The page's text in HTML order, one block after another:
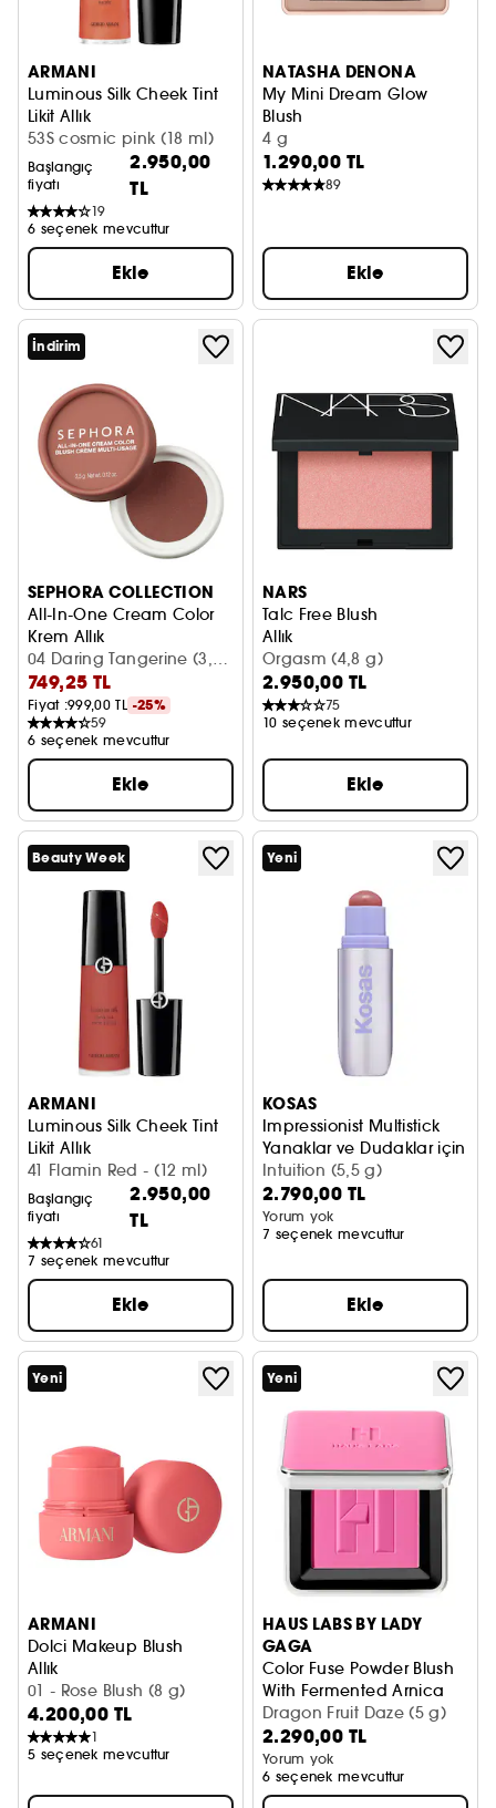
ARMANI
Luminous Silk Cheek Tint
Likit Allık
53S cosmic pink (18 ml)
Başlangıç
fiyatı
2.950,00
TL
19
6 seçenek mevcuttur
Ekle
NATASHA DENONA
My Mini Dream Glow
Blush
Aydınlatıcı ve Allık Paleti
4 g
1.290,00 TL
89
Ekle
İndirim
SEPHORA COLLECTION
All-In-One Cream Color
Krem Allık
04 Daring Tangerine (3,50
g)
749,25 TL
Fiyat :999,00 TL -25%
59
6 seçenek mevcuttur
Ekle
NARS
Talc Free Blush
Allık
Orgasm (4,8 g)
2.950,00 TL
75
10 seçenek mevcuttur
Ekle
Beauty Week
ARMANI
Luminous Silk Cheek Tint
Likit Allık
41 Flamin Red - (12 ml)
Başlangıç
fiyatı
2.950,00
TL
61
7 seçenek mevcuttur
Ekle
Yeni
KOSAS
Impressionist Multistick
Yanaklar ve Dudaklar için
Intuition (5,5 g)
2.790,00 TL
Yorum yok
7 seçenek mevcuttur
Ekle
Yeni
ARMANI
Dolci Makeup Blush
Allık
01 - Rose Blush (8 g)
4.200,00 TL
1
5 seçenek mevcuttur
Yeni
HAUS LABS BY LADY
GAGA
Color Fuse Powder Blush
With Fermented Arnica
Pudra Allık
Dragon Fruit Daze (5 g)
2.290,00 TL
Yorum yok
6 seçenek mevcuttur